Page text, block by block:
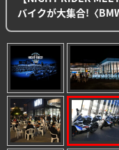
バイクが大集合!〈